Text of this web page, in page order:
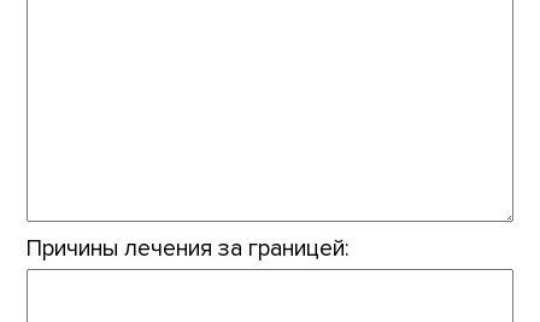
Причины лечения за границей: